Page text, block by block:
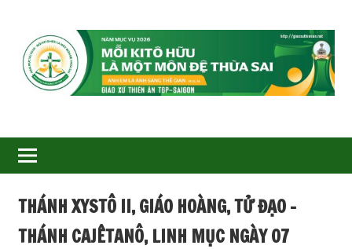
GIÁO
XỨ
THIÊN
ÂN-
TGP
THÁNH XYSTÔ II, GIÁO HOÀNG, TỬ ĐẠO –
THÁNH CAJÊTANÔ, LINH MỤC NGÀY 07